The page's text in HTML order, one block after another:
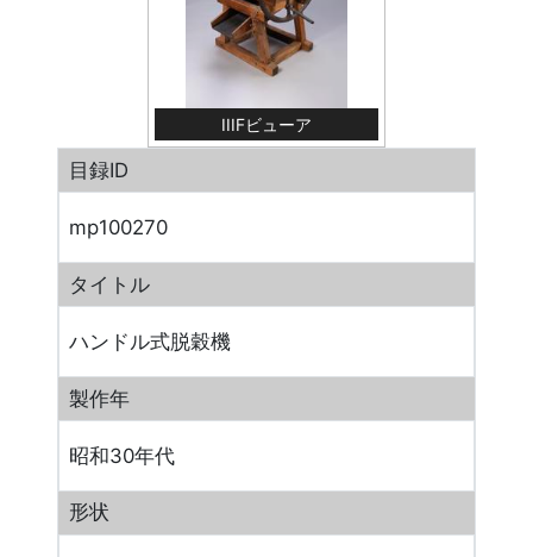
IIIFビューア
目録ID
mp100270
タイトル
ハンドル式脱穀機
製作年
昭和30年代
形状